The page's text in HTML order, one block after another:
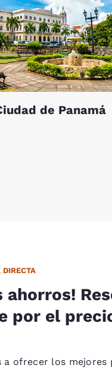
de Panamá
DIRECTA
ahorros!
por el
a ofrecer los mejores